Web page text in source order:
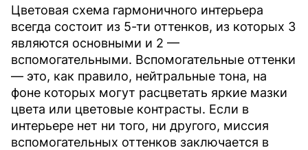
Цветовая схема гармоничного интерьера
всегда состоит из 5-ти оттенков, из которых 3
являются основными и 2 —
вспомогательными. Вспомогательные оттенки
— это, как правило, нейтральные тона, на
фоне которых могут расцветать яркие мазки
цвета или цветовые контрасты. Если в
интерьере нет ни того, ни другого, миссия
вспомогательных оттенков заключается в